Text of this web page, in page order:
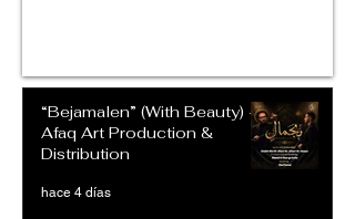
“Bejamalen” (With Beauty) –
Afaq Art Production &
Distribution
hace 4 días